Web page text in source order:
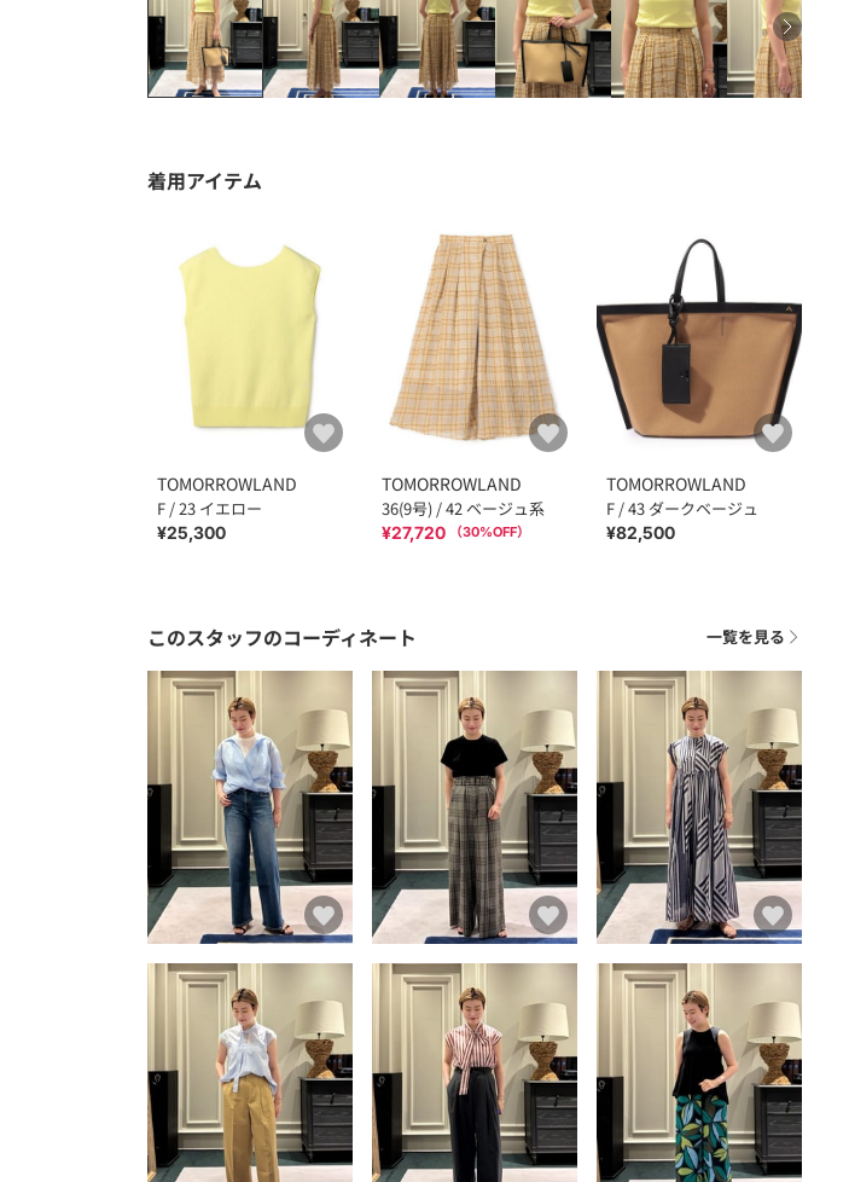
着用アイテム
TOMORROWLAND
F / 23 イエロー
¥25,300
TOMORROWLAND
36(9号) / 42 ベージュ系
¥27,720 （30%OFF）
TOMORROWLAND
F / 43 ダークベージュ
¥82,500
このスタッフのコーディネート 一覧を見る